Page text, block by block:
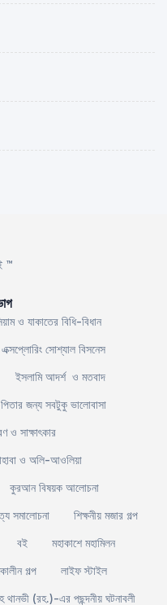
™
ও যাকাতের বিধি-বিধান
এক্সপ্লোরিং সোশ্যাল বিসনেস
ইসলামি আদর্শ ও মতবাদ
জন্য সবটুকু ভালোবাসা
ও সাক্ষাৎকার
ও অলি-আওলিয়া
কুরআন বিষয়ক আলোচনা
সমালোচনা
শিক্ষনীয় মজার গল্প
বই
মহাকাশে মহামিলন
গল্প
লাইফ স্টাইল
থানভী (রহ.)-এর পছন্দনীয় ঘটনাবলী